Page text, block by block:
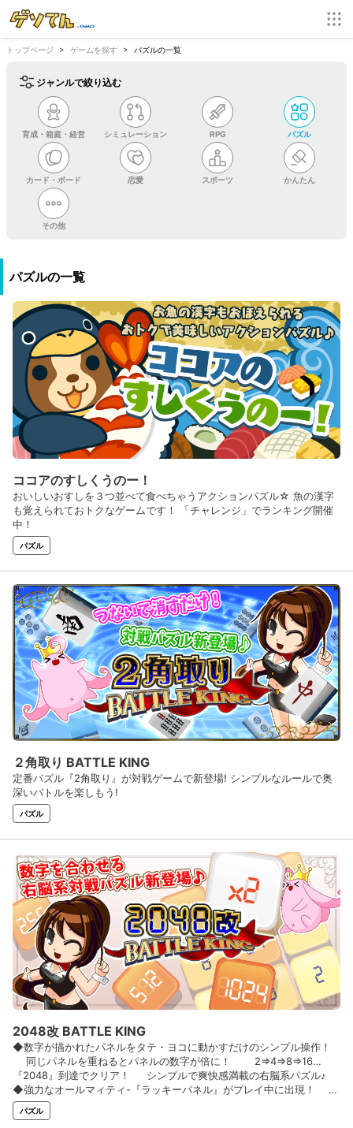
トップページ ゲームを探す パズルの一覧
ジャンルで絞り込む
育成・箱庭・経営 シミュレーション RPG パズル
カード・ボード 恋愛 スポーツ かんたん
その他
パズルの一覧
ココアのすしくうのー！
おいしいおすしを３つ並べて食べちゃうアクションパズル☆ 魚の漢字
も覚えられておトクなゲームです！ 「チャレンジ」でランキング開催
中！
パズル
２角取り BATTLE KING
定番パズル『2角取り』が対戦ゲームで新登場! シンプルなルールで奥
深いバトルを楽しもう!
パズル
2048改 BATTLE KING
◆数字が描かれたパネルをタテ・ヨコに動かすだけのシンプル操作！
同じパネルを重ねるとパネルの数字が倍に！ 2⇒4⇒8⇒16…
『2048』到達でクリア！ シンプルで爽快感満載の右脳系パズル♪
◆強力なオールマィティ-『ラッキーパネル』がプレイ中に出現！
どんなパネルも倍になり一発逆転の大チャンス！ 困ったときのお助
けアイテムも充実♪ ◆初心者でもわかりやすい級段位制を採用♪ 対戦で
パズル